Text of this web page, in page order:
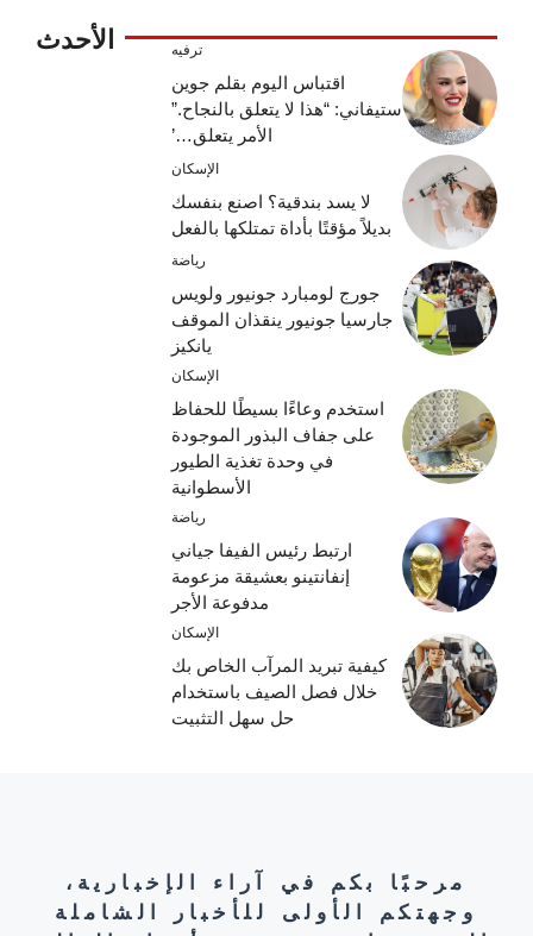
الأحدث ترفيه
اقتباس اليوم بقلم جوين
ستيفاني: “هذا لا يتعلق بالنجاح.”
الأمر يتعلق…’
الإسكان
لا يسد بندقية؟ اصنع بنفسك
بديلاً مؤقتًا بأداة تمتلكها بالفعل
رياضة
جورج لومبارد جونيور ولويس
جارسيا جونيور ينقذان الموقف
يانكيز
الإسكان
استخدم وعاءًا بسيطًا للحفاظ
على جفاف البذور الموجودة
في وحدة تغذية الطيور
الأسطوانية
رياضة
ارتبط رئيس الفيفا جياني
إنفانتينو بعشيقة مزعومة
مدفوعة الأجر
الإسكان
كيفية تبريد المرآب الخاص بك
خلال فصل الصيف باستخدام
حل سهل التثبيت
مرحبًا بكم في آراء الإخبارية،
وجهتكم الأولى للأخبار الشاملة